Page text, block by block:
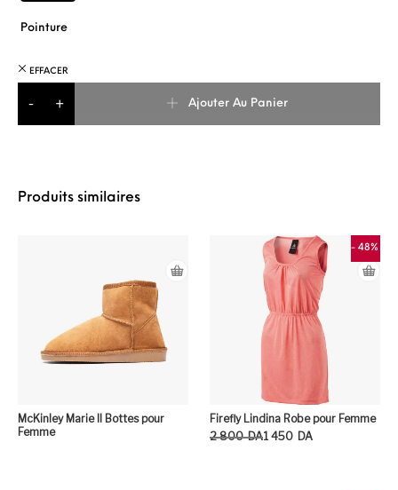
Pointure
EFFACER
-
+
Ajouter Au Panier
Produits similaires
McKinley Marie II Bottes pour
Femme
- 48%
Firefly Lindina Robe pour Femme
2 800 DA
Le prix initial était : 2 800DA.
1 450 DA
Le prix actuel est : 1 450DA.